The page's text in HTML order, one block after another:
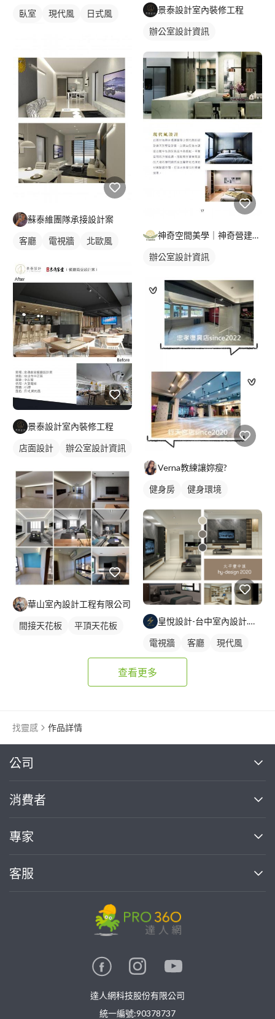
臥室 現代風
日式風
蘇泰維團隊承接設計案
客廳 電視牆 北歐風
景泰設計室內裝修工程
店面設計 辦公室設計資訊
華山室內設計工程有限公司
間接天花板
平頂天花板
景泰設計室內裝修工程
辦公室設計資訊
神奇空間美學｜神奇營建集團｜神奇室內設計
辦公室設計資訊
Verna教練讓妳瘦?
健身房 健身環境
皇悅設計-台中室內設計.綠裝修.工程
電視牆 客廳 現代風
查看更多
找靈感 作品詳情
公司
關於我們
部落格
加入我們
消費者
買服務
熱門服務
專家
案件中心
客服
達人網科技股份有限公司
統一編號:90378737
繼續完成